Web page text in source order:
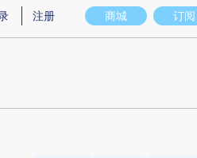
图存在偏差。不代表财新观点和立场。推
商城 订阅
注册